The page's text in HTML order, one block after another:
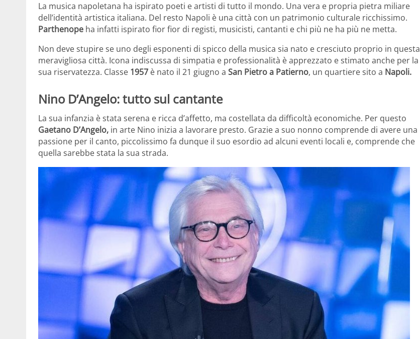
La musica napoletana ha ispirato poeti e artisti di tutto il mondo. Una vera e propria pietra miliare
dell’identità artistica italiana. Del resto Napoli è una città con un patrimonio culturale ricchissimo.
Parthenope ha infatti ispirato fior fior di registi, musicisti, cantanti e chi più ne ha più ne metta.
Non deve stupire se uno degli esponenti di spicco della musica sia nato e cresciuto proprio in questa
meravigliosa città. Icona indiscussa di simpatia e professionalità è apprezzato e stimato anche per la
sua riservatezza. Classe 1957 è nato il 21 giugno a San Pietro a Patierno, un quartiere sito a Napoli.
Nino D’Angelo: tutto sul cantante
La sua infanzia è stata serena e ricca d’affetto, ma costellata da difficoltà economiche. Per questo
Gaetano D’Angelo, in arte Nino inizia a lavorare presto. Grazie a suo nonno comprende di avere una
passione per il canto, piccolissimo fa dunque il suo esordio ad alcuni eventi locali e, comprende che
quella sarebbe stata la sua strada.